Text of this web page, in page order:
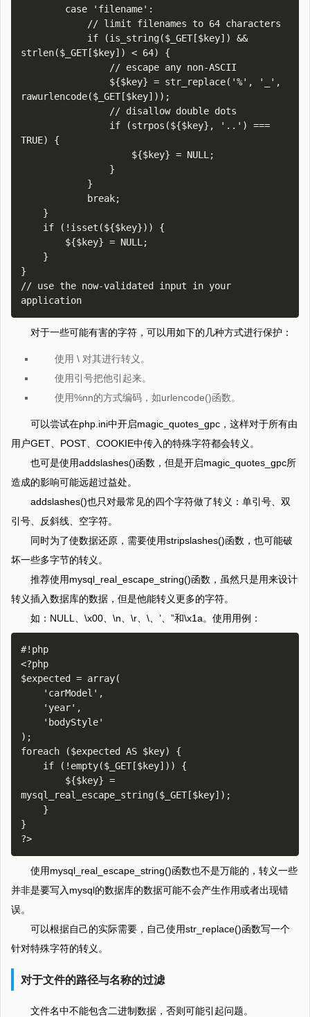
strlen($_GET[$key]) < 64) {
rawurlencode($_GET[$key]));
TRUE) {
}
// use the now-validated input in your
对于一些可能有害的字符，可以用如下的几种方式进行保护：
使用 \ 对其进行转义。
使用引号把他引起来。
使用%nn的方式编码，如urlencode()函数。
可以尝试在php.ini中开启magic_quotes_gpc，这样对于所有由
用户GET、POST、COOKIE中传入的特殊字符都会转义。
也可是使用addslashes()函数，但是开启magic_quotes_gpc所
造成的影响可能远超过益处。
addslashes()也只对最常见的四个字符做了转义：单引号、双
引号、反斜线、空字符。
同时为了使数据还原，需要使用stripslashes()函数，也可能破
坏一些多字节的转义。
推荐使用mysql_real_escape_string()函数，虽然只是用来设计
转义插入数据库的数据，但是他能转义更多的字符。
如：NULL、\x00、\n、\r、\、’、”和\x1a。使用用例：
#!php
<?php
$expected = array(
);
foreach ($expected AS $key) {
mysql_real_escape_string($_GET[$key]);
}
使用mysql_real_escape_string()函数也不是万能的，转义一些
并非是要写入mysql的数据库的数据可能不会产生作用或者出现错
误。
可以根据自己的实际需要，自己使用str_replace()函数写一个
针对特殊字符的转义。
对于文件的路径与名称的过滤
文件名中不能包含二进制数据，否则可能引起问题。